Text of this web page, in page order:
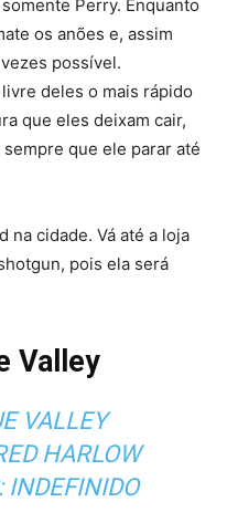
Perry. Enquanto
os anões e, assim
possível.
deles o mais rápido
que eles deixam cair,
que ele parar até
na cidade. Vá até a loja
pois ela será
Valley
VALLEY
HARLOW
INDEFINIDO